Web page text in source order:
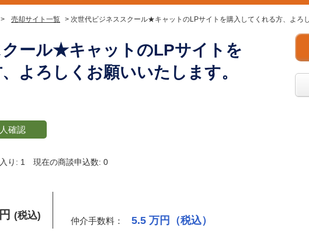
> 売却サイト一覧 > 次世代ビジネススクール★キャットのLPサイトを購入してくれる方、よろ
ール★キャットのLPサイトを
よろしくお願いいたします。
確認
り: 1 現在の商談申込数: 0
(税込) 仲介手数料： 5.5 万円（税込）